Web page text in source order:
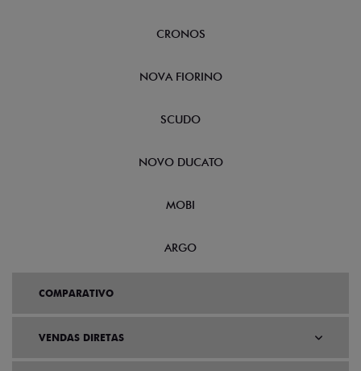
CRONOS
NOVA FIORINO
SCUDO
NOVO DUCATO
MOBI
ARGO
COMPARATIVO
VENDAS DIRETAS